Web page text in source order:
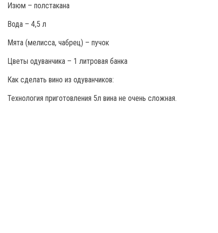
Изюм – полстакана
Вода – 4,5 л
Мята (мелисса, чабрец) – пучок
Цветы одуванчика – 1 литровая банка
Как сделать вино из одуванчиков:
Технология приготовления 5л вина не очень сложная.